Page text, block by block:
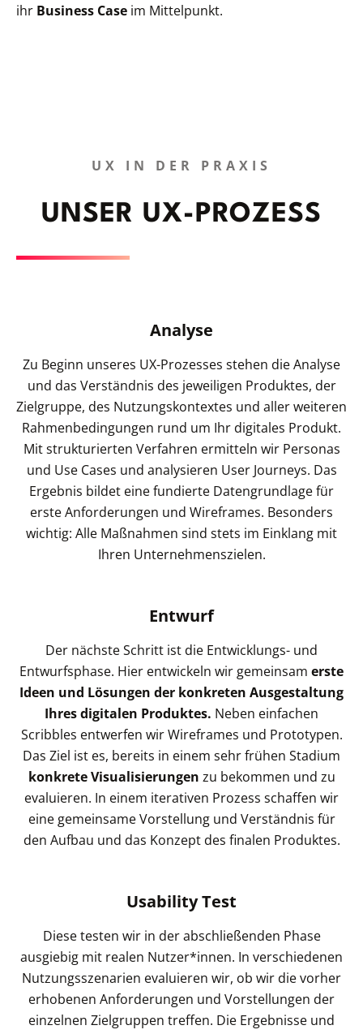
ihr Business Case im Mittelpunkt.
UX IN DER PRAXIS
UNSER UX-PROZESS
Analyse
Zu Beginn unseres UX-Prozesses stehen die Analyse
und das Verständnis des jeweiligen Produktes, der
Zielgruppe, des Nutzungskontextes und aller weiteren
Rahmenbedingungen rund um Ihr digitales Produkt.
Mit strukturierten Verfahren ermitteln wir Personas
und Use Cases und analysieren User Journeys. Das
Ergebnis bildet eine fundierte Datengrundlage für
erste Anforderungen und Wireframes. Besonders
wichtig: Alle Maßnahmen sind stets im Einklang mit
Ihren Unternehmenszielen.
Entwurf
Der nächste Schritt ist die Entwicklungs- und
Entwurfsphase. Hier entwickeln wir gemeinsam erste
Ideen und Lösungen der konkreten Ausgestaltung
Ihres digitalen Produktes. Neben einfachen
Scribbles entwerfen wir Wireframes und Prototypen.
Das Ziel ist es, bereits in einem sehr frühen Stadium
konkrete Visualisierungen zu bekommen und zu
evaluieren. In einem iterativen Prozess schaffen wir
eine gemeinsame Vorstellung und Verständnis für
den Aufbau und das Konzept des finalen Produktes.
Usability Test
Diese testen wir in der abschließenden Phase
ausgiebig mit realen Nutzer*innen. In verschiedenen
Nutzungsszenarien evaluieren wir, ob wir die vorher
erhobenen Anforderungen und Vorstellungen der
einzelnen Zielgruppen treffen. Die Ergebnisse und